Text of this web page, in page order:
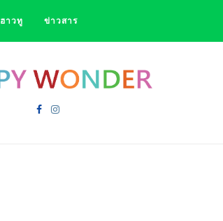
ฮาวทู ข่าวสาร